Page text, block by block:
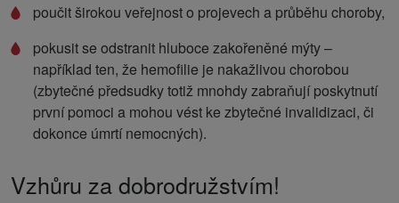
poučit širokou veřejnost o projevech a průběhu choroby,
pokusit se odstranit hluboce zakořeněné mýty –
například ten, že hemofilie je nakažlivou chorobou
(zbytečné předsudky totiž mnohdy zabraňují poskytnutí
první pomoci a mohou vést ke zbytečné invalidizaci, či
dokonce úmrtí nemocných).
Vzhůru za dobrodružstvím!